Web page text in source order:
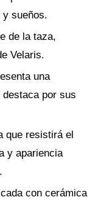
sueños.
de la taza,
Velaris.
una
por sus
que resistirá el
y apariencia
con cerámica